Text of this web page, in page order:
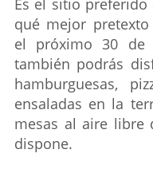
Es el sitio
qué mejor
el próximo 30 de
también podrás
hamburguesas,
ensaladas en la
mesas al aire libre
dispone.